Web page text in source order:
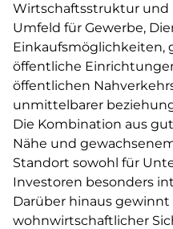
Wirtschaftsstruktur
Umfeld für Gewerbe,
Einkaufsmöglichkeiten,
öffentliche
öffentlichen
unmittelbarer
Die Kombination aus
Nähe und
Standort sowohl für
Investoren besonders
Darüber hinaus gewinnt
wohnwirtschaftlicher